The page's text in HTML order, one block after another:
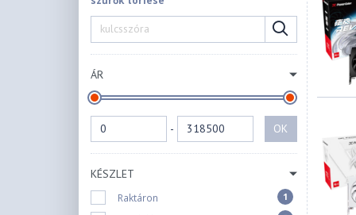
ÁR
- OK
KÉSZLET
Raktáron 1